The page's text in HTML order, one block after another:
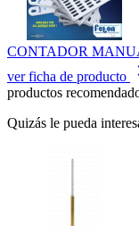
CONTADOR
ver ficha de producto
productos
Quizás le pueda